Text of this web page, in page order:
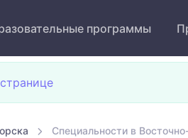
программы
Специальности в